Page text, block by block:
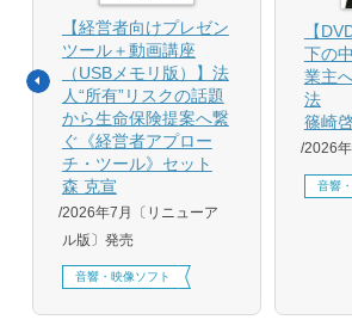
【経営者向けプレゼン
ツール＋動画講座
（USBメモリ版）】法
人“所有”リスクの話題
から生命保険提案へ繋
ぐ《経営者アプロー
チ・ツール》セット
森 克宣
2026年7月〔リニューア
ル版〕発売
音響・映像ソフト
【
下の
業主
法
篠崎
2026
音響